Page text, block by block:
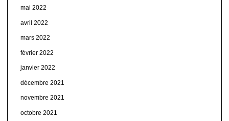
mai 2022
avril 2022
mars 2022
février 2022
janvier 2022
décembre 2021
novembre 2021
octobre 2021